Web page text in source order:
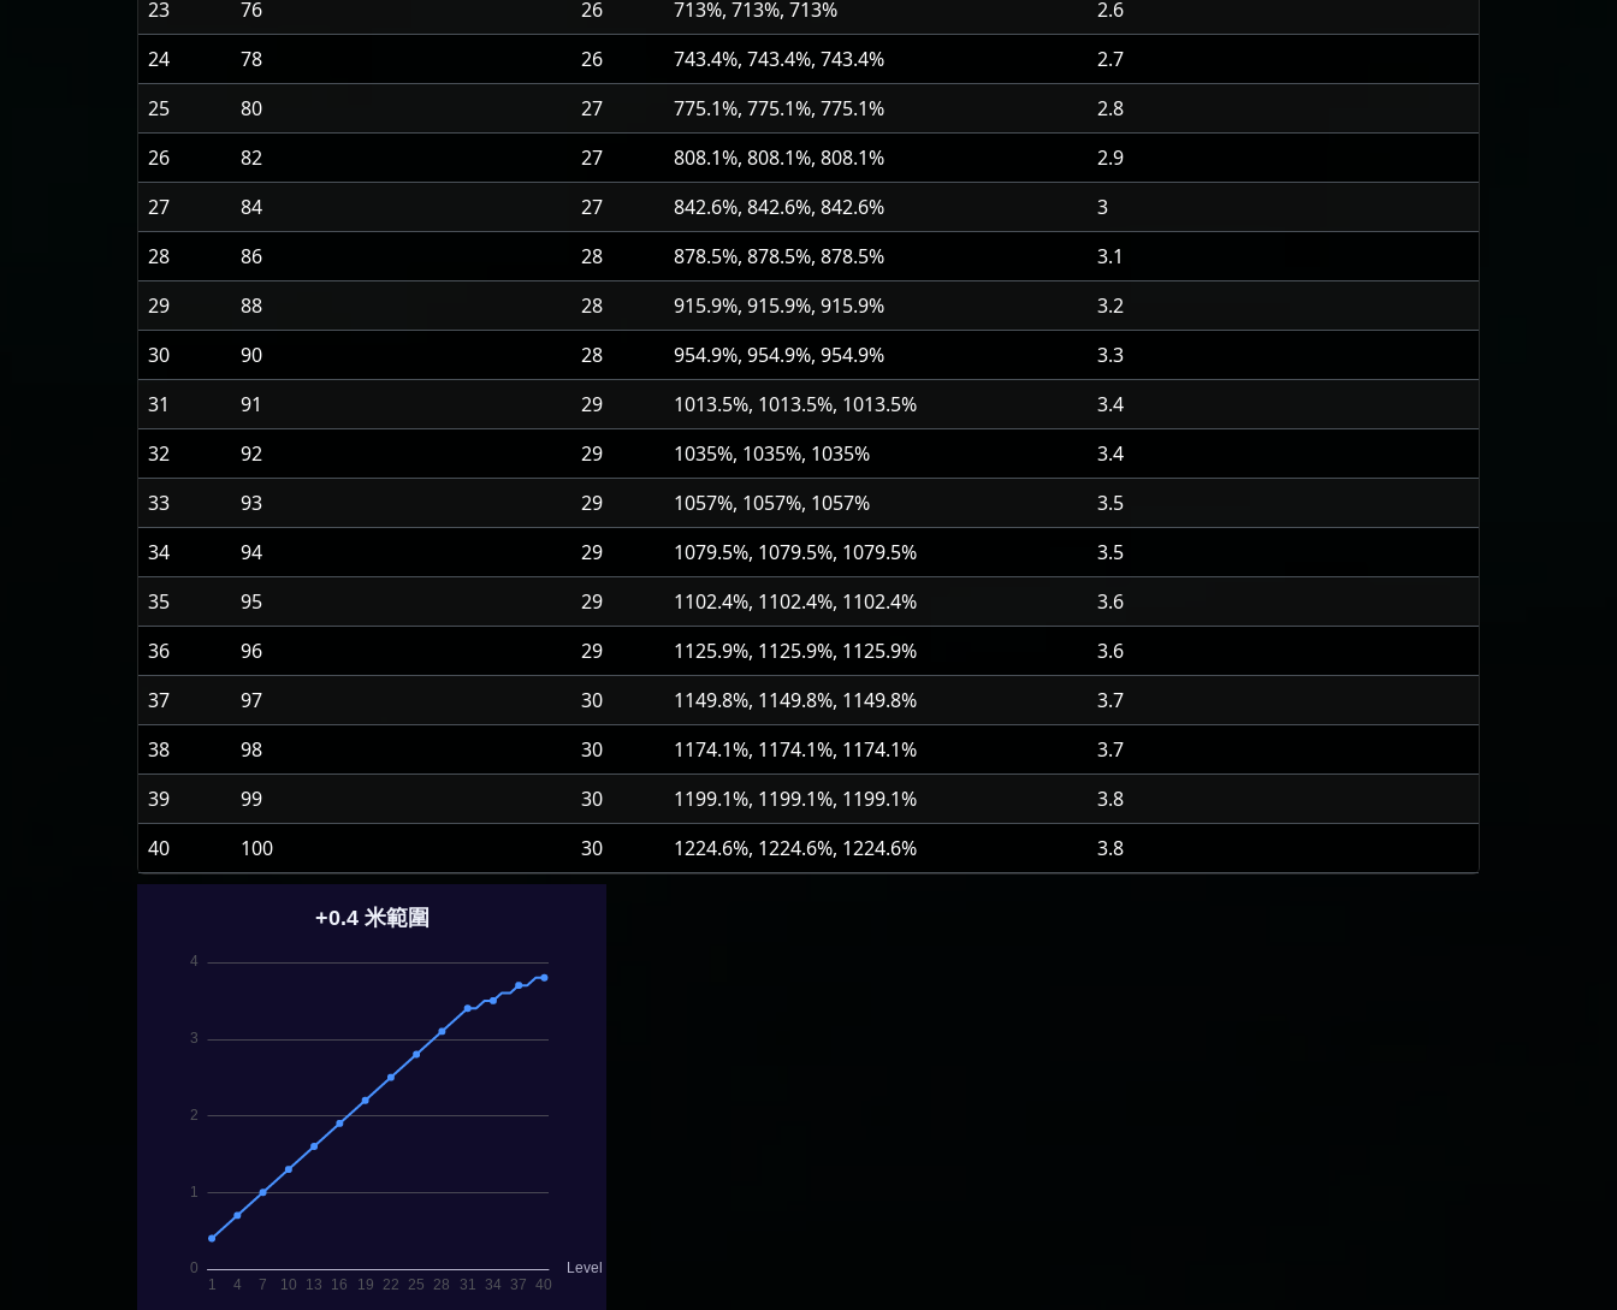
23
76 26 713%, 713%, 713%
2.6
24
78 26 743.4%, 743.4%, 743.4%
2.7
25
80 27 775.1%, 775.1%, 775.1%
2.8
26
82 27 808.1%, 808.1%, 808.1%
2.9
27
84 27 842.6%, 842.6%, 842.6%
3
28
86 28 878.5%, 878.5%, 878.5%
3.1
29
88 28 915.9%, 915.9%, 915.9%
3.2
30
90 28 954.9%, 954.9%, 954.9%
3.3
31
91 29 1013.5%, 1013.5%, 1013.5%
3.4
32
92 29 1035%, 1035%, 1035%
3.4
33
93 29 1057%, 1057%, 1057%
3.5
34
94 29 1079.5%, 1079.5%, 1079.5%
3.5
35
95 29 1102.4%, 1102.4%, 1102.4%
3.6
36
96 29 1125.9%, 1125.9%, 1125.9%
3.6
37
97 30 1149.8%, 1149.8%, 1149.8%
3.7
38
98 30 1174.1%, 1174.1%, 1174.1%
3.7
39
99 30 1199.1%, 1199.1%, 1199.1%
3.8
40
100 30 1224.6%, 1224.6%, 1224.6% 3.8